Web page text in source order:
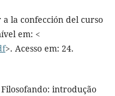
la confección del curso
em: <
>. Acesso em: 24.
introdução